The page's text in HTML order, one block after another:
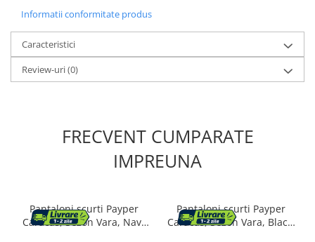
Informatii conformitate produs
Caracteristici
Review-uri(0)
FRECVENT CUMPARATE
IMPREUNA
Pantaloni scurti Payper
Caracas, Sezon Vara, Navy
Pantaloni scurti Payper
Caracas, Sezon Vara, Black,